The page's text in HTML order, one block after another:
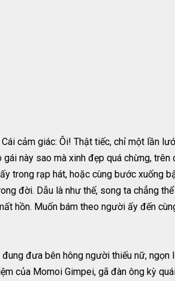
cảm giác: Ôi! Thật tiếc, chỉ một lần
này sao mà xinh đẹp quá chừng,
trong rạp hát, hoặc cùng bước xuống
đời. Dẫu là như thế, song ta chẳng
hồn. Muốn bám theo người ấy đến
đưa bên hông người thiếu nữ,
của Momoi Gimpei, gã đàn ông kỳ